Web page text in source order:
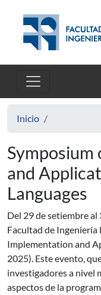
Inicio
and
Languages
Del 29 de setiembre al
Facultad de Ingeniería
Implementation and
2025). Este evento,
investigadores a nivel
aspectos de la